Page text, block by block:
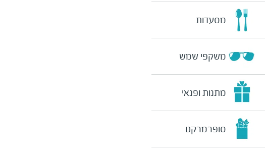
מסעדות
משקפי שמש
מתנות ופנאי
סופרמרקט